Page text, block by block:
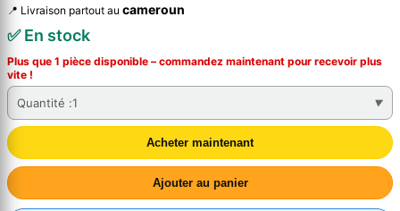
📍 Livraison partout au cameroun
✅ En stock
Plus que 1 pièce disponible – commandez maintenant pour recevoir plus
vite !
Quantité :1
Acheter maintenant
Ajouter au panier